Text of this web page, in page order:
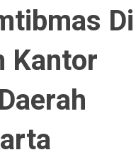
Di
Kantor